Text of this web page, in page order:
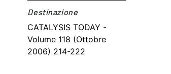
Destinazione​
CATALYSIS TODAY -
Volume 118 (Ottobre
2006) 214-222